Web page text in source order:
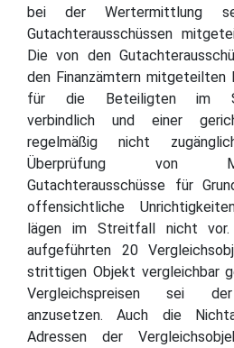
bei der Wertermittlung
Gutachterausschüssen
Die von den
den Finanzämtern mitgeteilten
für die Beteiligten im
verbindlich und einer
regelmäßig nicht
Überprüfung von
Gutachterausschüsse für
offensichtliche
lägen im Streitfall nicht vor.
aufgeführten 20
strittigen Objekt vergleichbar
Vergleichspreisen sei
anzusetzen. Auch die
Adressen der